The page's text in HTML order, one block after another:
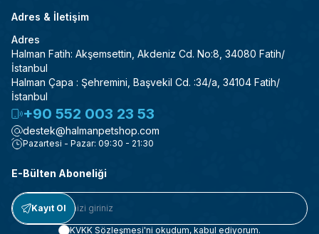
Adres & İletişim
Adres
Halman Fatih: Akşemsettin, Akdeniz Cd. No:8, 34080 Fatih/
İstanbul
Halman Çapa : Şehremini, Başvekil Cd. :34/a, 34104 Fatih/
İstanbul
+90 552 003 23 53
destek@halmanpetshop.com
Pazartesi - Pazar: 09:30 - 21:30
E-Bülten Aboneliği
Kayıt Ol
KVKK Sözleşmesi'ni okudum, kabul ediyorum.